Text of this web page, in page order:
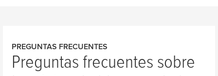
PREGUNTAS FRECUENTES
Preguntas frecuentes sobre